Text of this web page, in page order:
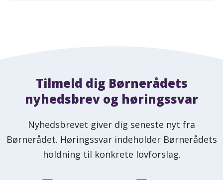
Tilmeld dig Børnerådets
nyhedsbrev og høringssvar
Nyhedsbrevet giver dig seneste nyt fra
Børnerådet. Høringssvar indeholder Børnerådets
holdning til konkrete lovforslag.